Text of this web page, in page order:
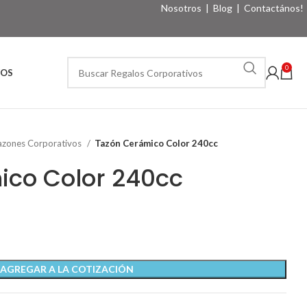
Nosotros | Blog | Contactános!
0
Corporativos Tazón Cerámico Color 240cc
Color 240cc
AGREGAR A LA COTIZACIÓN